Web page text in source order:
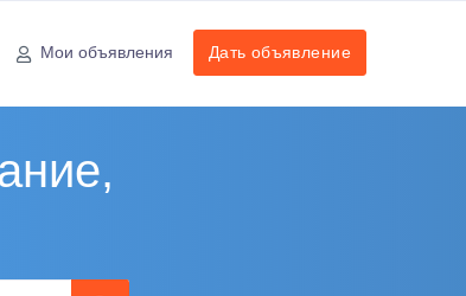
Мои объявления Дать объявление